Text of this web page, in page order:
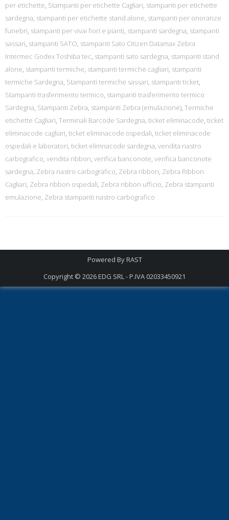
per etichette, Stampanti per etichette Cagliari, stampanti per etichette
sardegna, stampanti per etichette stand alone, stampanti per onoranze
funebri, stampanti per vivai fiori e pianti, stampanti sardegna, stampanti
sassari, stampanti SATO, stampanti Sato Citizen Datamax Zebra
Intermec Godex Toshiba tec, stampanti sato sardegna, stampanti stand
alone, stampanti termiche, stampanti termiche cagliari, stampanti
termiche Sardegna, Stampanti termiche sassari, stampanti ticket,
Stampanti trasferimento termico, stampanti trasferimento termico
Sardegna, Stampanti Zebra, stampanti Zebra (emulazione), Termiche
etichette Cagliari, Terminali Barcode Sardegna, ticket eliminacode, ticket
eliminacode cagliari, ticket eliminacode ospedali, ticket eliminacode
ospedali e laboratori, ticket elimnacode sardegna, vendita nastro
carbografico, vendita ribbon, verifica banconote, verifica banconote
sardegna, Zebra nastro carbografico, Zebra ribbon, Zebra Ribbon
Cagliari, Zebra ribbon ospedali, Zebra ribbon ufficio, Zebra stampanti
emulazione, Zebra stampanti nastro carbografico
Powered ByRAST
Copyright © 2026EDG SRL - P.IVA 02033450921